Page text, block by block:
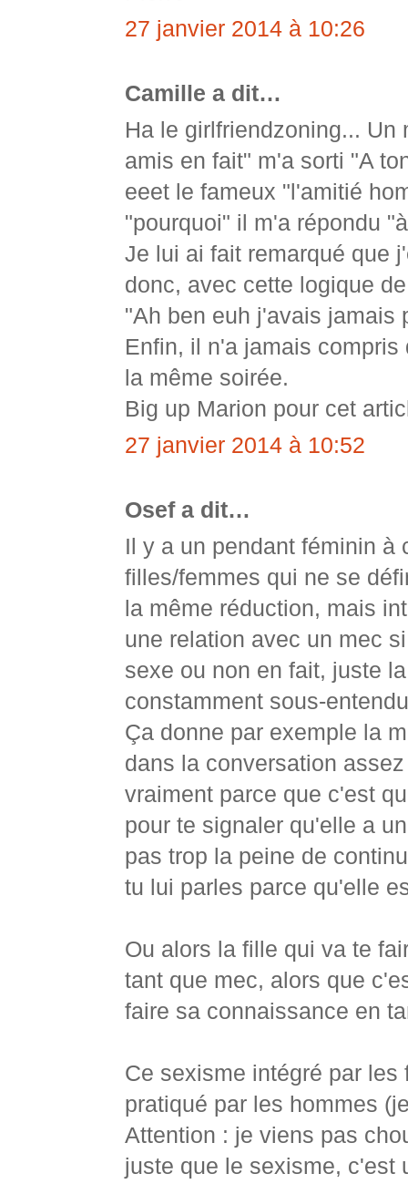
27 janvier 2014 à 10:26
Camille a dit…
Ha le girlfriendzoning...
amis en fait" m'a sorti "A
eeet le fameux "l'amitié
"pourquoi" il m'a répondu
Je lui ai fait remarqué que
donc, avec cette logique
"Ah ben euh j'avais jamais
Enfin, il n'a jamais
la même soirée.
Big up Marion pour cet
27 janvier 2014 à 10:52
Osef a dit…
Il y a un pendant féminin à
filles/femmes qui ne se
la même réduction, mais
une relation avec un mec
sexe ou non en fait, juste
constamment sous-
Ça donne par exemple la
dans la conversation
vraiment parce que c'est
pour te signaler qu'elle a
pas trop la peine de
tu lui parles parce qu'elle
Ou alors la fille qui va te
tant que mec, alors que
faire sa connaissance en
Ce sexisme intégré par
pratiqué par les hommes
Attention : je viens pas
juste que le sexisme, c'est